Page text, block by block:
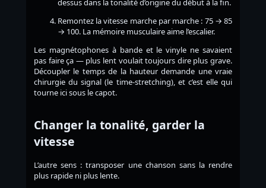
Remontez la vitesse marche par marche : 75 → 85
→ 100. La mémoire musculaire aime l’escalier.
Les magnétophones à bande et le vinyle ne savaient
pas faire ça — plus lent voulait toujours dire plus grave.
Découpler le temps de la hauteur demande une vraie
chirurgie du signal (le time-stretching), et c’est elle qui
tourne ici sous le capot.
Changer la tonalité, garder la
vitesse
L’autre sens : transposer une chanson sans la rendre
plus rapide ni plus lente.